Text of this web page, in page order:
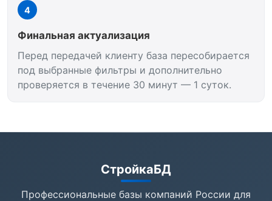
4
Финальная актуализация
Перед передачей клиенту база пересобирается
под выбранные фильтры и дополнительно
проверяется в течение 30 минут — 1 суток.
СтройкаБД
Профессиональные базы компаний России для